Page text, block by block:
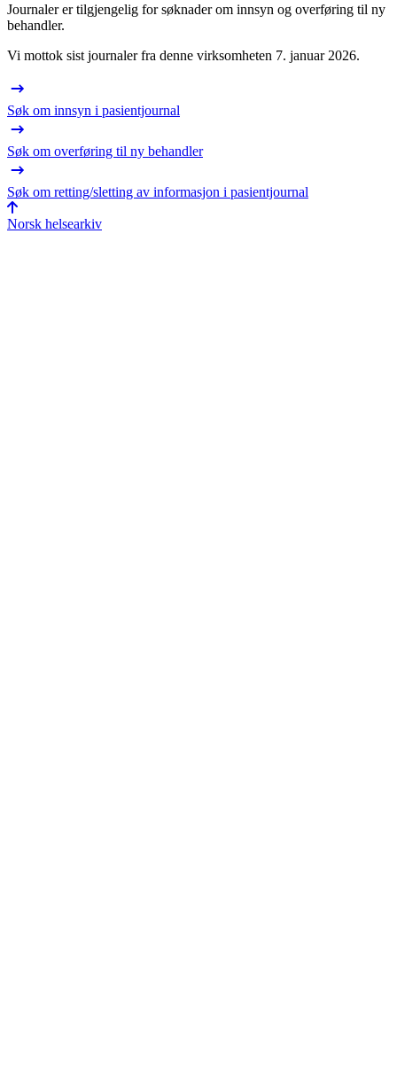
Journaler er tilgjengelig for søknader om innsyn og overføring til ny
behandler.
Vi mottok sist journaler fra denne virksomheten 7. januar 2026.
Søk om innsyn i pasientjournal
Søk om overføring til ny behandler
Søk om retting/sletting av informasjon i pasientjournal
Norsk helsearkiv